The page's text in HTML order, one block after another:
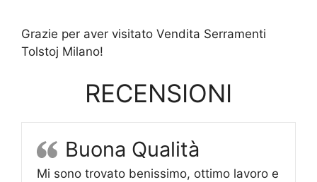
Grazie per aver visitato Vendita Serramenti
Tolstoj Milano!
RECENSIONI
Buona Qualità
Mi sono trovato benissimo, ottimo lavoro e